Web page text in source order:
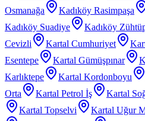
Osmanağa
Kadıköy Rasimpaşa
Kadıköy Suadiye
Kadıköy
Cevizli
Kartal Cumhuriyet
Esentepe
Kartal Gümüşpınar
Karlıktepe
Kartal Kordonboyu
Orta
Kartal Petrol İş Kartal
Kartal Topselvi
Kartal Uğur